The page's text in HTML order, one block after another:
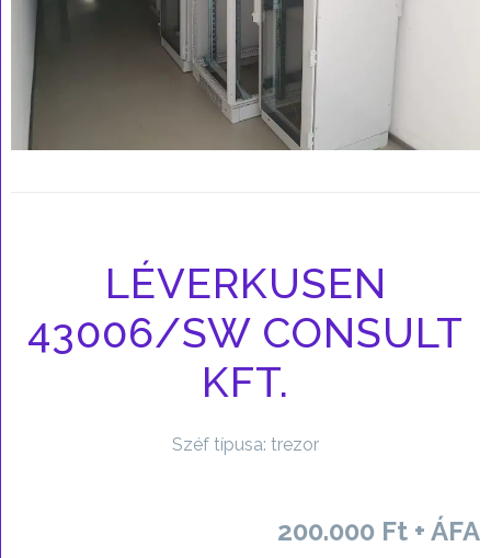
LÉVERKUSEN
43006/SW CONSULT
KFT.
Széf típusa: trezor
200.000 Ft + ÁFA